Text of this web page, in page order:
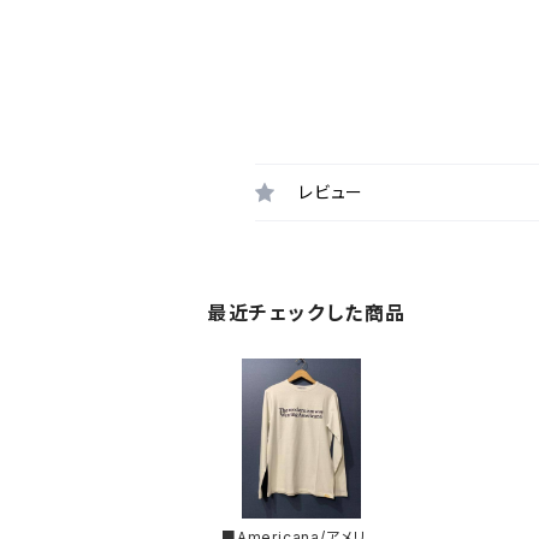
レビュー
最近チェックした商品